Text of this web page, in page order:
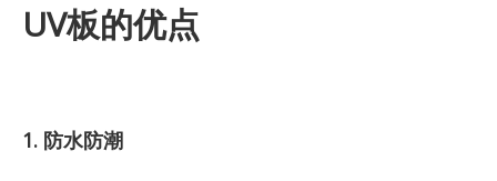
UV板的优点
1. 防水防潮